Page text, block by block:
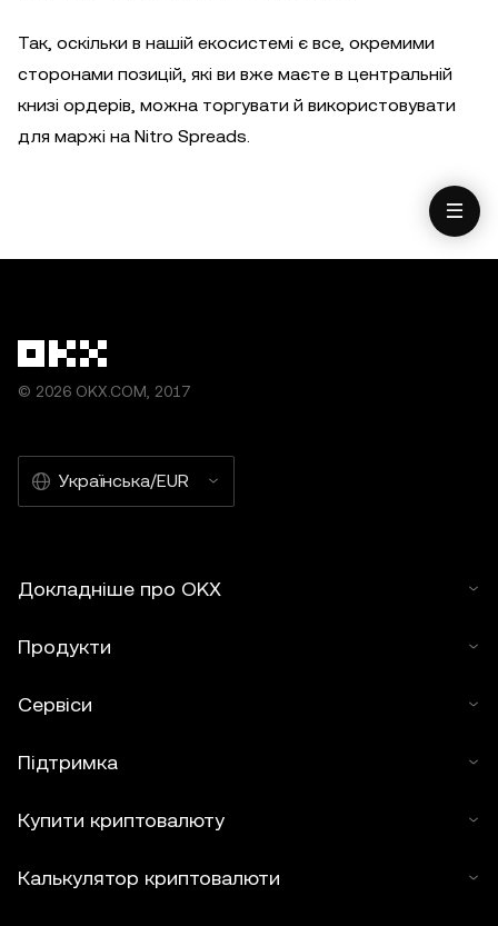
Так, оскільки в нашій екосистемі є все, окремими
сторонами позицій, які ви вже маєте в центральній
книзі ордерів, можна торгувати й використовувати
для маржі на Nitro Spreads.
© 2026 OKX.COM, 2017
Українська/EUR
Докладніше про OKX
Продукти
Сервіси
Підтримка
Купити криптовалюту
Калькулятор криптовалюти